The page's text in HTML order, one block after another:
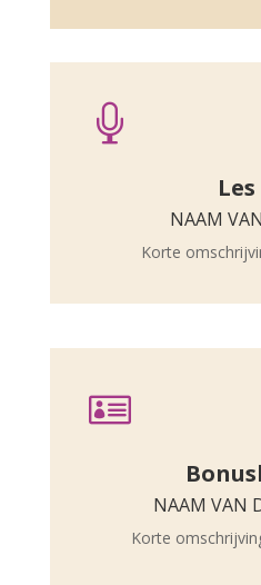

Les
NAAM
Korte

NAAM VAN
Korte